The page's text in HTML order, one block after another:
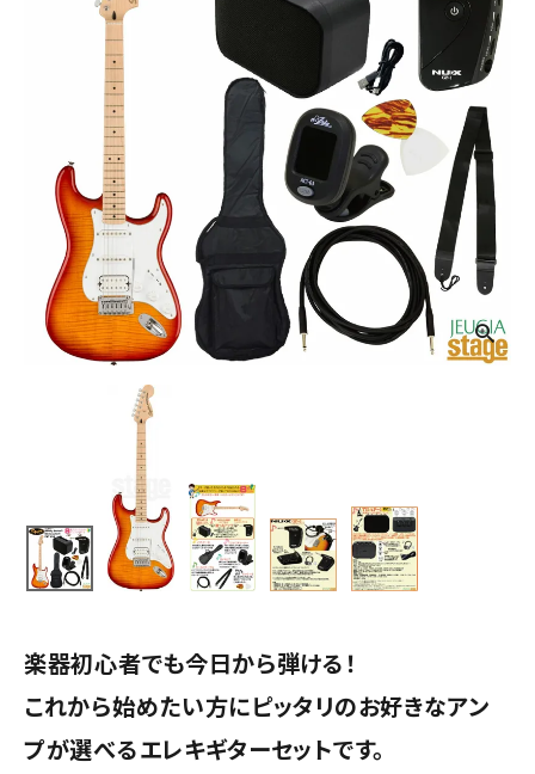
楽器初心者でも今日から弾ける！
これから始めたい方にピッタリのお好きなアン
プが選べるエレキギターセットです。